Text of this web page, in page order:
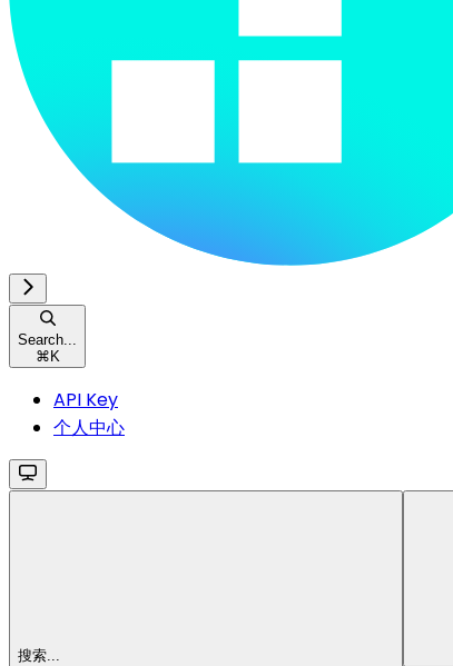
Search...
⌘ K
API Key
个人中心
搜索...